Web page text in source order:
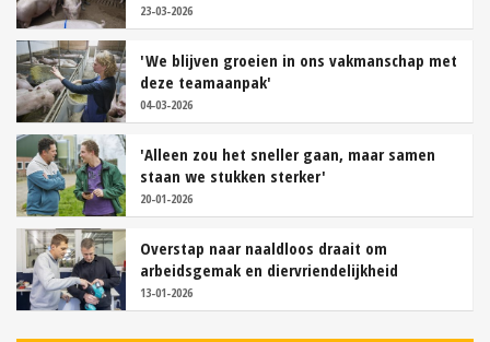
23-03-2026
'We blijven groeien in ons vakmanschap met
deze teamaanpak'
04-03-2026
'Alleen zou het sneller gaan, maar samen
staan we stukken sterker'
20-01-2026
Overstap naar naaldloos draait om
arbeidsgemak en diervriendelijkheid
13-01-2026